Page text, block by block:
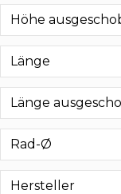
Höhe
Länge
Länge
Rad-Ø
Hersteller